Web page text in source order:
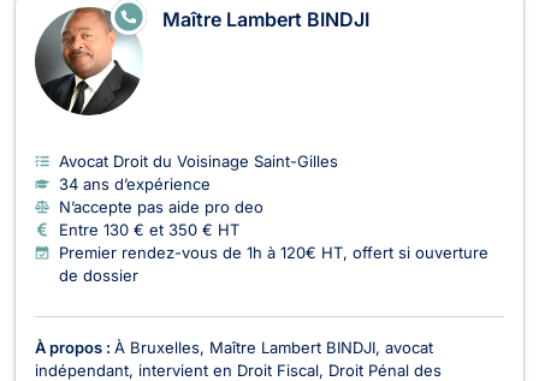
Maître Lambert BINDJI
E
N
LI
N
E
Avocat Droit du Voisinage Saint-Gilles
34 ans d’expérience
N’accepte pas aide pro deo
Entre 130 € et 350 € HT
Premier rendez-vous de 1h à 120€ HT, offert si ouverture
de dossier
À propos : À Bruxelles, Maître Lambert BINDJI, avocat
indépendant, intervient en Droit Fiscal, Droit Pénal des